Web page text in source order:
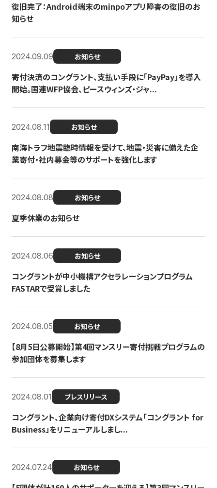
復旧完了：Android端末のminpoアプリ障害の復旧のお
知らせ
2024.09.09 お知らせ
寄付決済のコングラント、支払い手段に「PayPay」を導入
開始。国連WFP協会、ピースウィンズ・ジャ...
2024.08.11 お知らせ
南海トラフ地震臨時情報を受けて、地震・災害に備えた企
業寄付・社内募金等のサポートを強化します
2024.08.08 お知らせ
夏季休業のお知らせ
2024.08.06 お知らせ
コングラントが中小機構アクセラレーションプログラム
FASTARで受賞しました
2024.08.05 お知らせ
【8月5日公募開始】第4回マンスリー寄付挑戦プログラムの
参加団体を募集します
2024.08.01 プレスリリース
コングラント、企業向け寄付DXシステム「コングラント for
Business」をリニューアルしまし...
2024.07.24 お知らせ